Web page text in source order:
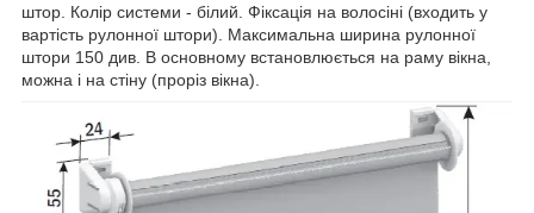
штор. Колір системи - білий. Фіксація на волосіні (входить у
вартість рулонної штори). Максимальна ширина рулонної
штори 150 див. В основному встановлюється на раму вікна,
можна і на стіну (проріз вікна).